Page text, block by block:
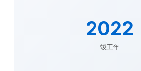
2022
竣工年